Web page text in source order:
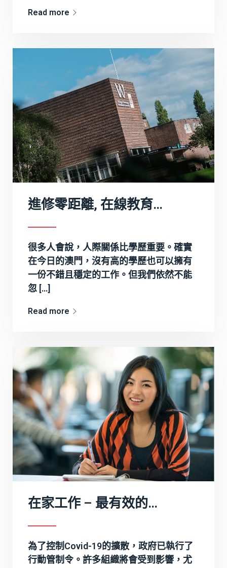
Read more
進修零距離, 在線教育完成大學夢
很多人會說，人際關係比學歷重要。確實
在今日的澳門，沒有高的學歷也可以擁有
一份不錯且穩定的工作。但我們依然不能
忽 […]
Read more
在家工作 – 最有效的執行之道
為了控制Covid-19的擴散，政府已執行了
行動管制令。許多組織將會受到影響，尤